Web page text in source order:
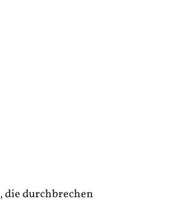
die durchbrechen